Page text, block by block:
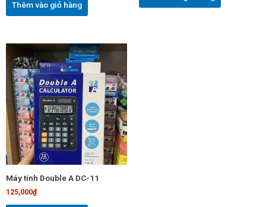
Thêm vào giỏ hàng
Máy tính Double A DC-11
125,000₫